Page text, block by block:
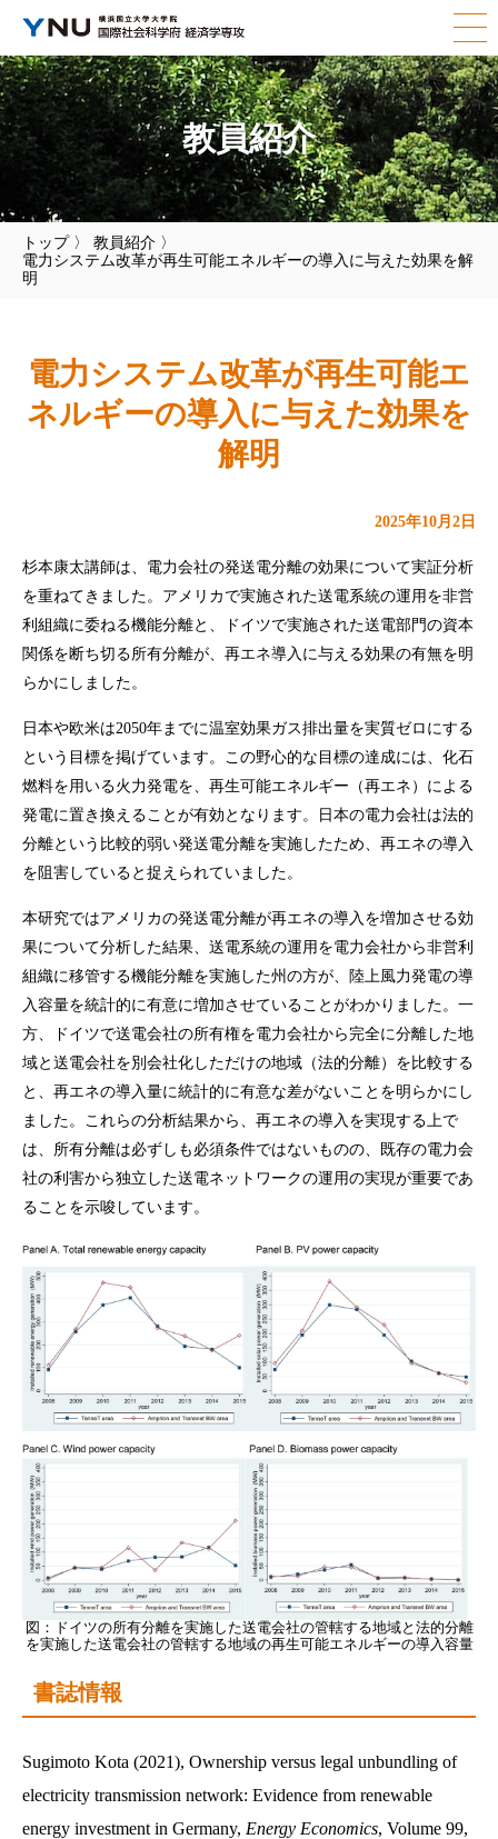
教員紹介
トップ〉 教員紹介 〉
電力システム改革が再生可能エネルギーの導入に与えた効果を解
明
電力システム改革が再生可能エ
ネルギーの導入に与えた効果を
解明
2025年10月2日
杉本康太講師は、電力会社の発送電分離の効果について実証分析
を重ねてきました。アメリカで実施された送電系統の運用を非営
利組織に委ねる機能分離と、ドイツで実施された送電部門の資本
関係を断ち切る所有分離が、再エネ導入に与える効果の有無を明
らかにしました。
日本や欧米は2050年までに温室効果ガス排出量を実質ゼロにする
という目標を掲げています。この野心的な目標の達成には、化石
燃料を用いる火力発電を、再生可能エネルギー（再エネ）による
発電に置き換えることが有効となります。日本の電力会社は法的
分離という比較的弱い発送電分離を実施したため、再エネの導入
を阻害していると捉えられていました。
本研究ではアメリカの発送電分離が再エネの導入を増加させる効
果について分析した結果、送電系統の運用を電力会社から非営利
組織に移管する機能分離を実施した州の方が、陸上風力発電の導
入容量を統計的に有意に増加させていることがわかりました。一
方、ドイツで送電会社の所有権を電力会社から完全に分離した地
域と送電会社を別会社化しただけの地域（法的分離）を比較する
と、再エネの導入量に統計的に有意な差がないことを明らかにし
ました。これらの分析結果から、再エネの導入を実現する上で
は、所有分離は必ずしも必須条件ではないものの、既存の電力会
社の利害から独立した送電ネットワークの運用の実現が重要であ
ることを示唆しています。
図：ドイツの所有分離を実施した送電会社の管轄する地域と法的分離
を実施した送電会社の管轄する地域の再生可能エネルギーの導入容量
書誌情報
Sugimoto Kota (2021), Ownership versus legal unbundling of
electricity transmission network: Evidence from renewable
energy investment in Germany, Energy Economics, Volume 99,